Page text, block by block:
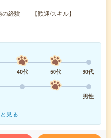
の経験 【歓迎/スキル】
40代 50代
60代
男性
見る